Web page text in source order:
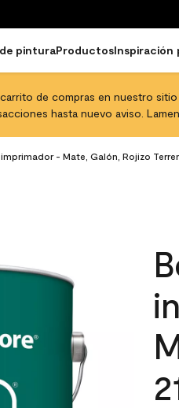
pinturaProductosInspiración
de compras en nuestro
hasta nuevo aviso.
- Mate, Galón, Rojizo